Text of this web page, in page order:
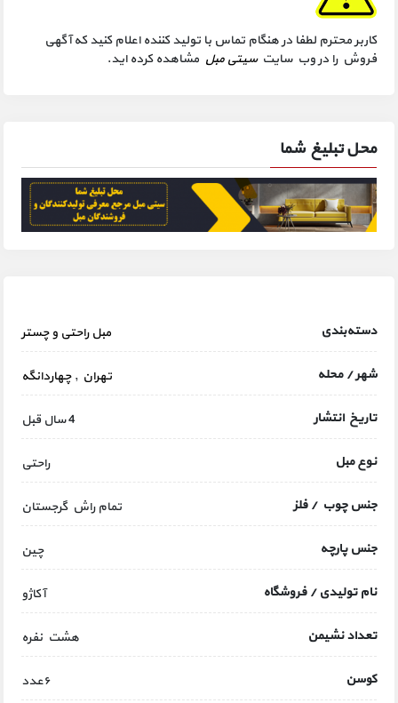
کاربر محترم لطفا در هنگام تماس با تولید کننده اعلام کنید که آگهی
فروش را در وب سایتسیتی مبل مشاهده کرده اید.
محل تبلیغ شما
دسته‌بندی مبل راحتی و چستر
شهر / محله تهران ,چهاردانگه
تاریخ انتشار 4 سال قبل
نوع مبل راحتی
جنس چوب / فلز تمام راش گرجستان
جنس پارچه چین
نام تولیدی / فروشگاه آکاژو
تعداد نشیمن هشت نفره
کوسن ۶عدد